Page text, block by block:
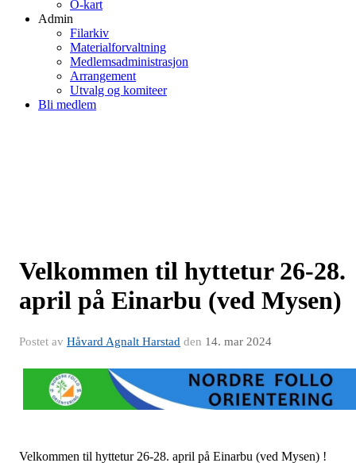
O-kart
Admin
Filarkiv
Materialforvaltning
Medlemsadministrasjon
Arrangement
Utvalg og komiteer
Bli medlem
Velkommen til hyttetur 26-28.
april på Einarbu (ved Mysen)
Postet av Håvard Agnalt Harstad den 14. mar 2024
Velkommen til hyttetur 26-28. april på Einarbu (ved Mysen) !